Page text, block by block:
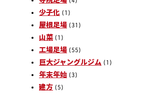
少子化 (1)
屋根足場 (31)
山菜 (1)
工場足場 (55)
巨大ジャングルジム (1)
年末年始 (3)
建方 (5)